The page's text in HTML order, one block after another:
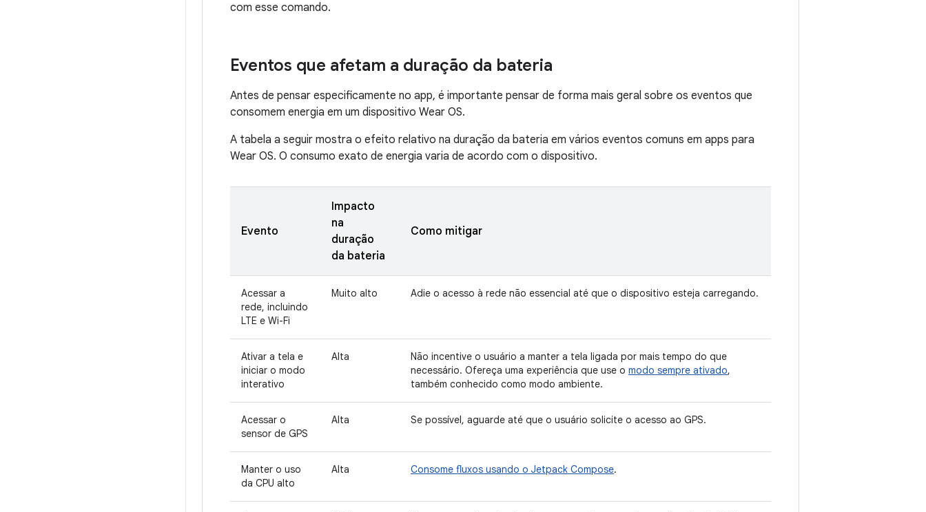
com esse comando.
Eventos que afetam a duração da bateria
Antes de pensar especificamente no app, é importante pensar de forma mais geral sobre os eventos que
consomem energia em um dispositivo Wear OS.
A tabela a seguir mostra o efeito relativo na duração da bateria em vários eventos comuns em apps para
Wear OS. O consumo exato de energia varia de acordo com o dispositivo.
Evento
Impacto
na
duração
da bateria
Como mitigar
Acessar a
rede, incluindo
LTE e Wi-Fi
Muito alto Adie o acesso à rede não essencial até que o dispositivo esteja carregando.
Ativar a tela e
iniciar o modo
interativo
Alta
Não incentive o usuário a manter a tela ligada por mais tempo do que
necessário. Ofereça uma experiência que use o modo sempre ativado,
também conhecido como modo ambiente.
Acessar o
sensor de GPS
Alta Se possível, aguarde até que o usuário solicite o acesso ao GPS.
Manter o uso
da CPU alto
Alta Consome fluxos usando o Jetpack Compose.